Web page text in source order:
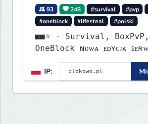
93 248 #survival #pvp
#oneblock
#lifesteal #polski
■■⭐ - Survival, BoxPvP,
OneBlock ɴᴏᴡᴀ ᴇᴅʏᴄᴊᴀ ꜱᴇʀᴡᴇʀᴀ
IP: